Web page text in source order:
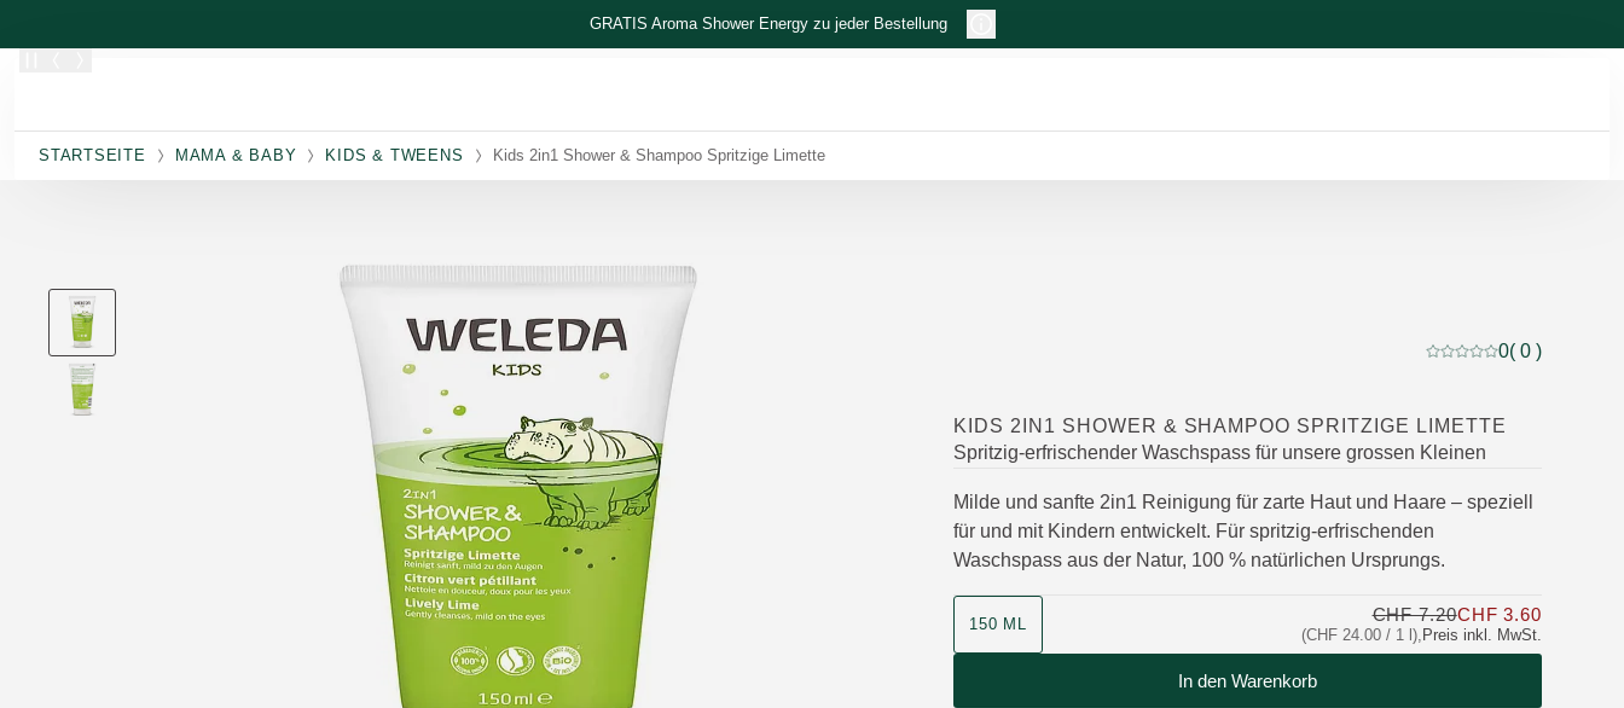
GRATIS Aroma Shower Energy zu jeder Bestellung
STARTSEITE MAMA & BABY KIDS & TWEENS Kids 2in1 Shower & Shampoo Spritzige Limette
Aktuelle Bewertung: 0
0( 0 )
KIDS 2IN1 SHOWER & SHAMPOO SPRITZIGE LIMETTE
Spritzig-erfrischender Waschspass für unsere grossen Kleinen
Milde und sanfte 2in1 Reinigung für zarte Haut und Haare – speziell
für und mit Kindern entwickelt. Für spritzig-erfrischenden
Waschspass aus der Natur, 100 % natürlichen Ursprungs.
150 ML
(CHF 24.00 / 1 l), Preis inkl. MwSt.
CHF 7.20CHF 3.60Nur CHF
In den Warenkorb